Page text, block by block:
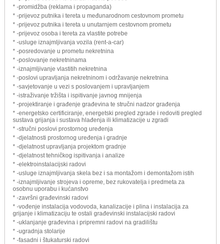
* -promidžba (reklama i propaganda)
* -prijevoz putnika i tereta u međunarodnom cestovnom prometu
* -prijevoz putnika i tereta u unutarnjem cestovnom prometu
* -prijevoz osoba i tereta za vlastite potrebe
* -usluge iznajmljivanja vozila (rent-a-car)
* -posredovanje u prometu nekretnina
* -poslovanje nekretninama
* -iznajmljivanje vlastitih nekretnina
* -poslovi upravljanja nekretninom i održavanje nekretnina
* -savjetovanje u vezi s poslovanjem i upravljanjem
* -istraživanje tržišta i ispitivanje javnog mnijenja
* -projektiranje i građenje građevina te stručni nadzor građenja
* -energetsko certificiranje, energetski pregled zgrade i redoviti pregled
sustava grijanja i sustava hlađenja ili klimatizacije u zgradi
* -stručni poslovi prostornog uređenja
* -djelatnosti prostornog uređenja i gradnje
* -djelatnost upravljanja projektom gradnje
* -djelatnost tehničkog ispitivanja i analize
* -elektroinstalacijski radovi
* -usluge iznajmljivanja skela bez i sa montažom i demontažom istih
* -iznajmljivanje strojeva i opreme, bez rukovatelja i predmeta za
osobnu uporabu i kućanstvo
* -završni građevinski radovi
* -vođenje instalacija vodovoda, kanalizacije i plina i instalacija za
grijanje i klimatizaciju te ostali građevinski instalacijski radovi
* -uklanjanje građevina i pripremni radovi na gradilištu
* -ugradnja stolarije
* -fasadni i štukaturski radovi